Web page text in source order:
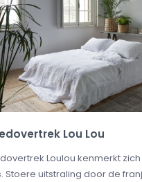
Lou Lou
Loulou kenmerkt
Stoere uitstraling door de